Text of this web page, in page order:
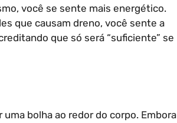
você se sente mais energético.
que causam dreno, você sente a
que só será “suficiente” se
bolha ao redor do corpo. Embora